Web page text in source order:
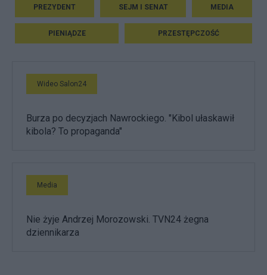
PREZYDENT SEJM I SENAT MEDIA
PIENIĄDZE PRZESTĘPCZOŚĆ
Wideo Salon24
Burza po decyzjach Nawrockiego. "Kibol ułaskawił
kibola? To propaganda"
Media
Nie żyje Andrzej Morozowski. TVN24 żegna
dziennikarza